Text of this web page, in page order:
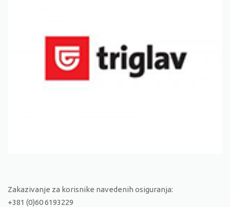
Zakazivanje za korisnike navedenih osiguranja:
+381 (0)60 6193229